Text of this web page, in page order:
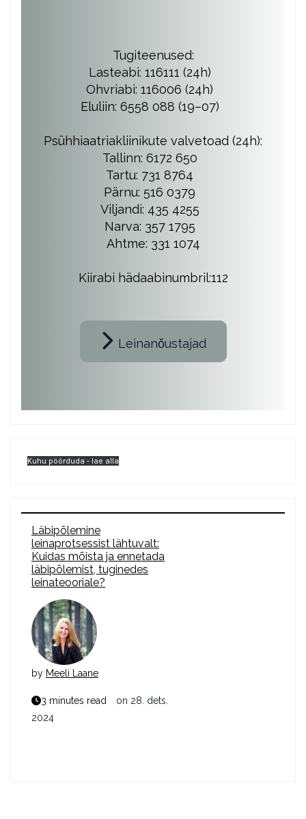
Tugiteenused:
Lasteabi: 116111 (24h)
Ohvriabi: 116006 (24h)
Eluliin: 6558 088 (19–07)
Psühhiaatriakliinikute valvetoad (24h):
Tallinn: 6172 650
Tartu: 731 8764
Pärnu: 516 0379
Viljandi: 435 4255
Narva: 357 1795
Ahtme: 331 1074
Kiirabi hädaabinumbril:112
Leinanǒustajad
Kuhu pöörduda - lae alla
Läbipõlemine
leinaprotsessist lähtuvalt:
Kuidas mõista ja ennetada
läbipõlemist, tuginedes
leinateooriale?
by Meeli Laane
3 minutes read on 28. dets.
2024